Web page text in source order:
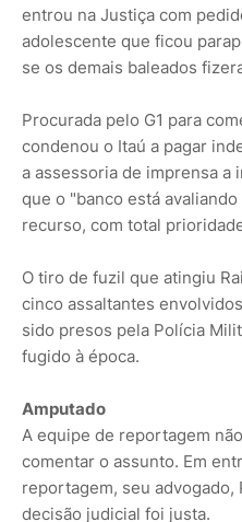
entrou na Justiça com
adolescente que ficou
se os demais baleados
Procurada pelo G1 para
condenou o Itaú a pagar
a assessoria de imprensa a
que o "banco está
recurso, com total
O tiro de fuzil que atingiu
cinco assaltantes
sido presos pela Polícia
fugido à época.
Amputado
A equipe de reportagem
comentar o assunto. Em
reportagem, seu advogado,
decisão judicial foi justa.